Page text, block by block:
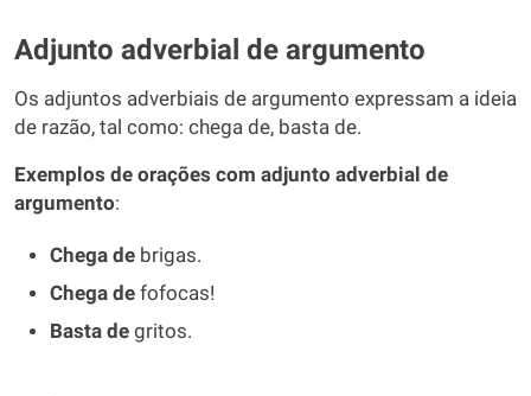
Adjunto adverbial de argumento
Os adjuntos adverbiais de argumento expressam a ideia
de razão, tal como: chega de, basta de.
Exemplos de orações com adjunto adverbial de
argumento:
Chega de brigas.
Chega de fofocas!
Basta de gritos.